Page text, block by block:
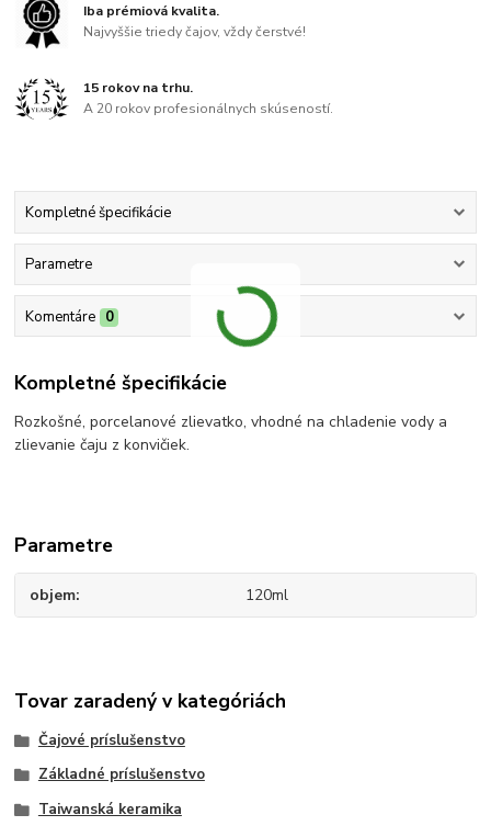
Iba prémiová kvalita.
Najvyššie triedy čajov, vždy čerstvé!
15 rokov na trhu.
A 20 rokov profesionálnych skúseností.
Kompletné špecifikácie
Parametre
Komentáre 0
Kompletné špecifikácie
Rozkošné, porcelanové zlievatko, vhodné na chladenie vody a
zlievanie čaju z konvičiek.
Parametre
objem 120ml
Tovar zaradený v kategóriách
Čajové príslušenstvo
Základné príslušenstvo
Taiwanská keramika